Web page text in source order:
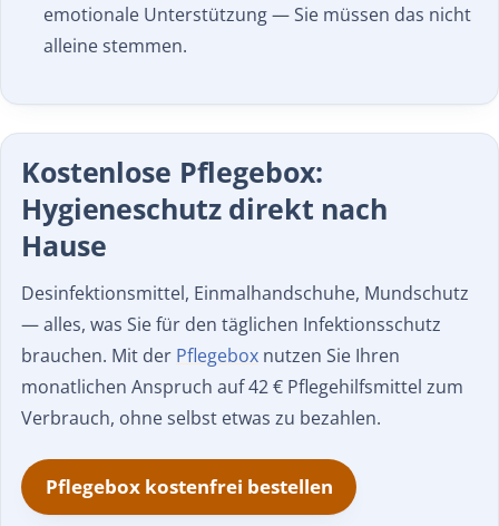
emotionale Unterstützung — Sie müssen das nicht
alleine stemmen.
Kostenlose Pflegebox:
Hygieneschutz direkt nach
Hause
Desinfektionsmittel, Einmalhandschuhe, Mundschutz
— alles, was Sie für den täglichen Infektionsschutz
brauchen. Mit der Pflegebox nutzen Sie Ihren
monatlichen Anspruch auf 42 € Pflegehilfsmittel zum
Verbrauch, ohne selbst etwas zu bezahlen.
Pflegebox kostenfrei bestellen